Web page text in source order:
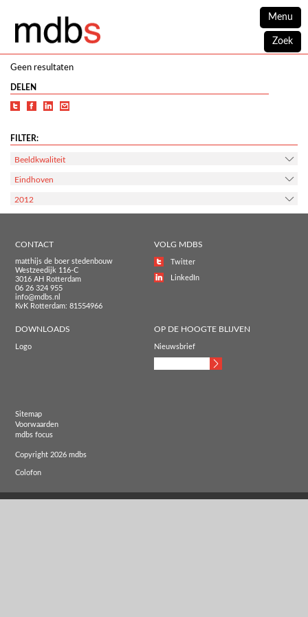
Menu
Zoek
Geen resultaten
DELEN
FILTER:
Beeldkwaliteit
Eindhoven
2012
CONTACT
matthijs de boer stedenbouw
Westzeedijk 116-C
3016 AH Rotterdam
06 26 324 955
info@mdbs.nl
KvK Rotterdam: 81554966
VOLG MDBS
Twitter
LinkedIn
DOWNLOADS
Logo
OP DE HOOGTE BLIJVEN
Nieuwsbrief
Sitemap
Voorwaarden
mdbs focus
Copyright 2026 mdbs
Colofon